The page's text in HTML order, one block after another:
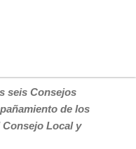
seis Consejos
de los
Local y